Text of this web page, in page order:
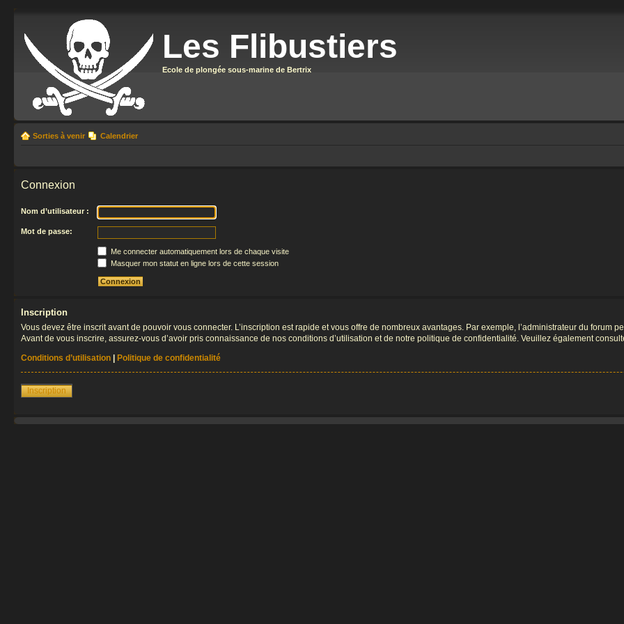
Les Flibustiers
Ecole de plongée sous-marine de Bertrix
Sorties à venir Calendrier
Connexion
Nom d’utilisateur :
Mot de passe:
Me connecter automatiquement lors de chaque visite
Masquer mon statut en ligne lors de cette session
Inscription
Vous devez être inscrit avant de pouvoir vous connecter. L’inscription est rapide et vous offre de nombreux avantages. Par exemple, l’administrateur du forum
Avant de vous inscrire, assurez-vous d’avoir pris connaissance de nos conditions d’utilisation et de notre politique de confidentialité. Veuillez également
Conditions d’utilisation
Politique de confidentialité
Inscription